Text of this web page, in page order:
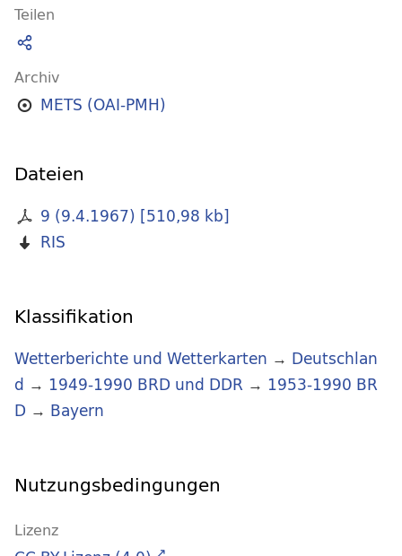
Teilen
Archiv
METS (OAI-PMH)
Dateien
9 (9.4.1967) [510,98 kb]
RIS
Klassifikation
Wetterberichte und Wetterkarten → Deutschlan
d → 1949-1990 BRD und DDR → 1953-1990 BR
D → Bayern
Nutzungsbedingungen
Lizenz